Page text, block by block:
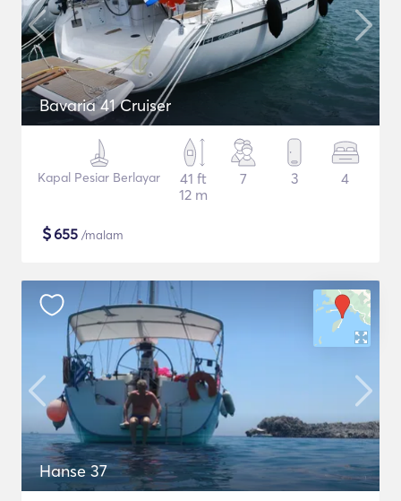
Bavaria 41 Cruiser
Kapal Pesiar Berlayar
41 ft
12 m
7 3 4
$655 /malam
Hanse 37